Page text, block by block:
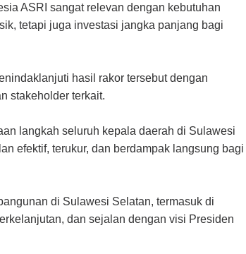
ASRI sangat relevan dengan kebutuhan
tetapi juga investasi jangka panjang bagi
hasil rakor tersebut dengan
stakeholder terkait.
langkah seluruh kepala daerah di Sulawesi
efektif, terukur, dan berdampak langsung bagi
di Sulawesi Selatan, termasuk di
dan sejalan dengan visi Presiden